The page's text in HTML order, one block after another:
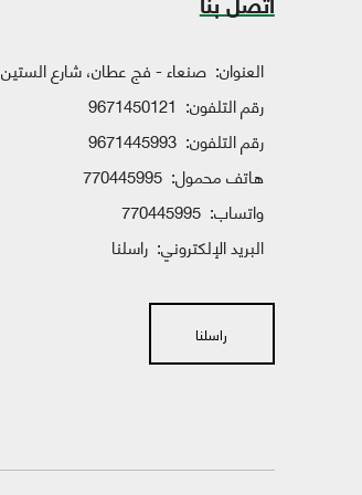
اتصل بنا
العنوان: صنعاء - فج عطان، شارع الستين
رقم التلفون: 9671450121
رقم التلفون: 9671445993
هاتف محمول: 770445995
واتساب: 770445995
البريد الإلكتروني: راسلنا
راسلنا